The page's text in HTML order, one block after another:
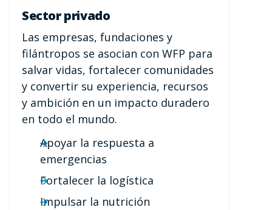
Sector privado
Las empresas, fundaciones y
filántropos se asocian con WFP para
salvar vidas, fortalecer comunidades
y convertir su experiencia, recursos
y ambición en un impacto duradero
en todo el mundo.
Apoyar la respuesta a
emergencias
Fortalecer la logística
Impulsar la nutrición